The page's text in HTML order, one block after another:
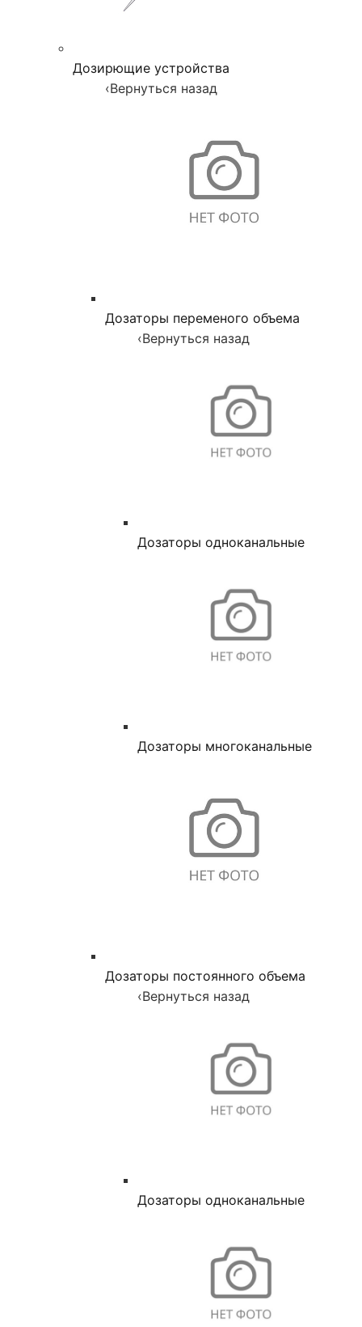
Дозирющие устройства
‹Вернуться назад
Дозаторы переменого объема
‹Вернуться назад
Дозаторы одноканальные
Дозаторы многоканальные
Дозаторы постоянного объема
‹Вернуться назад
Дозаторы одноканальные